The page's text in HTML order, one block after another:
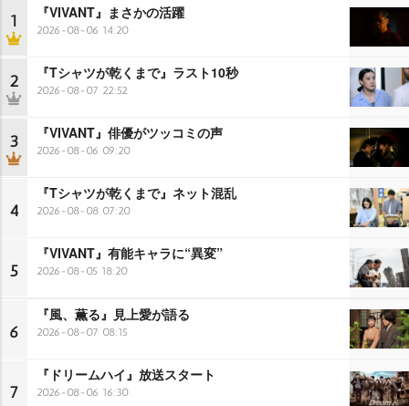
1 『VIVANT』まさかの活躍
2026-08-06 14:20
2 『Tシャツが乾くまで』ラスト10秒
2026-08-07 22:52
3 『VIVANT』俳優がツッコミの声
2026-08-06 09:20
4
『Tシャツが乾くまで』ネット混乱
2026-08-08 07:20
5
『VIVANT』有能キャラに“異変”
2026-08-05 18:20
6
『風、薫る』見上愛が語る
2026-08-07 08:15
7
『ドリームハイ』放送スタート
2026-08-06 16:30